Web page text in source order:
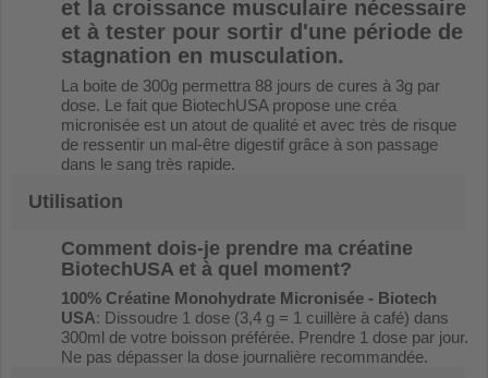
et la croissance musculaire nécessaire
et à tester pour sortir d'une période de
stagnation en musculation.
La boite de 300g permettra 88 jours de cures à 3g par
dose. Le fait que BiotechUSA propose une créa
micronisée est un atout de qualité et avec très de risque
de ressentir un mal-être digestif grâce à son passage
dans le sang très rapide.
Utilisation
Comment dois-je prendre ma créatine
BiotechUSA et à quel moment?
100% Créatine Monohydrate Micronisée - Biotech
USA: Dissoudre 1 dose (3,4 g = 1 cuillère à café) dans
300ml de votre boisson préférée. Prendre 1 dose par jour.
Ne pas dépasser la dose journalière recommandée.